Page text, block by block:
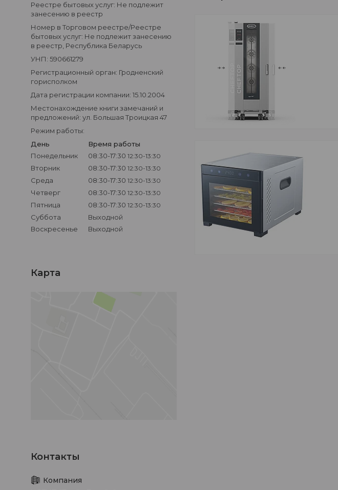
Реестре бытовых услуг: Не подлежит
занесению в реестр
Номер в Торговом реестре/Реестре
бытовых услуг: Не подлежит занесению
в реестр, Республика Беларусь
УНП: 590661279
Регистрационный орган: Гродненский
горисполком
Дата регистрации компании: 15.10.2004
Местонахождение книги замечаний и
предложений: ул. Большая Троицкая 47
Режим работы:
День
Время работы
Понедельник
08:30-17:30 12:30-13:30
Вторник 08:30-17:30 12:30-13:30
Среда 08:30-17:30 12:30-13:30
Четверг 08:30-17:30 12:30-13:30
Пятница 08:30-17:30 12:30-13:30
Суббота
Выходной
Воскресенье
Выходной
Карта